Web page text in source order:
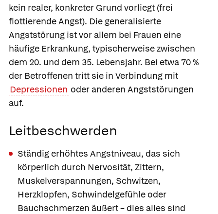
kein realer, konkreter Grund vorliegt (frei
flottierende Angst). Die generalisierte
Angststörung ist vor allem bei Frauen eine
häufige Erkrankung, typischerweise zwischen
dem 20. und dem 35. Lebensjahr. Bei etwa 70 %
der Betroffenen tritt sie in Verbindung mit
Depressionen oder anderen Angststörungen
auf.
Leitbeschwerden
Ständig erhöhtes Angstniveau, das sich
körperlich durch Nervosität, Zittern,
Muskelverspannungen, Schwitzen,
Herzklopfen, Schwindelgefühle oder
Bauchschmerzen äußert – dies alles sind